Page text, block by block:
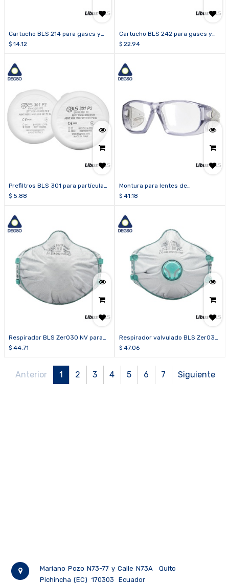
Cartucho BLS 214 para gases y
vapores orgánicos, inorgánicos,
$ 14.12
Cartucho BLS 242 para gases y
vapores orgánicos, inorgánicos,
$ 22.94
Prefiltros BLS 301 para partículas
P2 R
$ 5.88
Montura para lentes de
prescripción BLS C22 para piezas
$ 41.18
Respirador BLS Zer030 NV para
partículas FFP3 R D (caja de 10
$ 44.71
Respirador valvulado BLS Zer030
para partículas FFP3 R D (caja de
$ 47.06
Anterior 1 2 3 4 5 6 7 Siguiente
Mariano Pozo N73-77 y Calle N73A
Quito
Pichincha (EC)
170303 Ecuador